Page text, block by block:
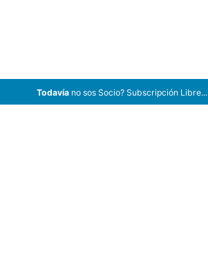
Todavíano sos Socio? Subscripción Libre...